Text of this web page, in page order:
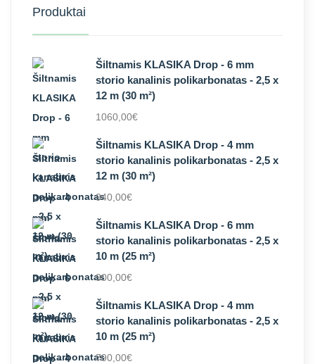
Produktai
Šiltnamis KLASIKA Drop - 6 mm
storio kanalinis polikarbonatas - 2,5 x
12 m (30 m²)
1060,00€
Šiltnamis KLASIKA Drop - 4 mm
storio kanalinis polikarbonatas - 2,5 x
12 m (30 m²)
940,00€
Šiltnamis KLASIKA Drop - 6 mm
storio kanalinis polikarbonatas - 2,5 x
10 m (25 m²)
900,00€
Šiltnamis KLASIKA Drop - 4 mm
storio kanalinis polikarbonatas - 2,5 x
10 m (25 m²)
790,00€